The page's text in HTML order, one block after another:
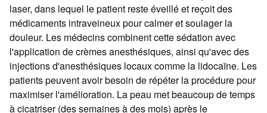
laser, dans lequel le patient reste éveillé et reçoit des
médicaments intraveineux pour calmer et soulager la
douleur. Les médecins combinent cette sédation avec
l'application de crèmes anesthésiques, ainsi qu'avec des
injections d'anesthésiques locaux comme la lidocaïne. Les
patients peuvent avoir besoin de répéter la procédure pour
maximiser l'amélioration. La peau met beaucoup de temps
à cicatriser (des semaines à des mois) après le